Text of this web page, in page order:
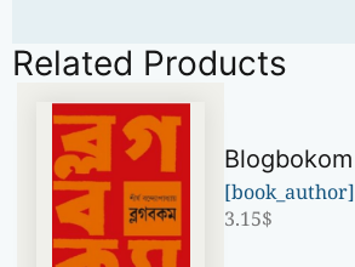
Related Products
Blogbokom
[book_author]
3.15$